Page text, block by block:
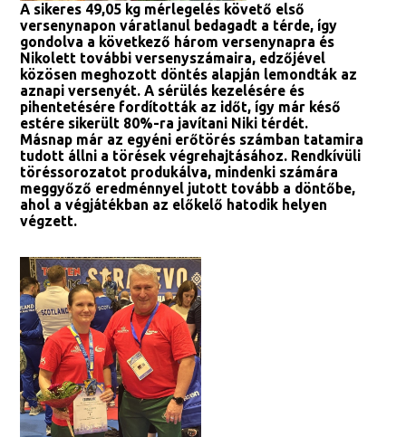
A sikeres 49,05 kg mérlegelés követő első
versenynapon váratlanul bedagadt a térde, így
gondolva a következő három versenynapra és
Nikolett további versenyszámaira, edzőjével
közösen meghozott döntés alapján lemondták az
aznapi versenyét. A sérülés kezelésére és
pihentetésére fordították az időt, így már késő
estére sikerült 80%-ra javítani Niki térdét.
Másnap már az egyéni erőtörés számban tatamira
tudott állni a törések végrehajtásához. Rendkívüli
töréssorozatot produkálva, mindenki számára
meggyőző eredménnyel jutott tovább a döntőbe,
ahol a végjátékban az előkelő hatodik helyen
végzett.